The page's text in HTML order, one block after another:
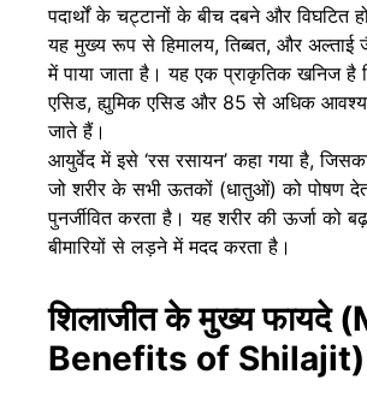
पदार्थों के चट्टानों के बीच दबने और विघटित
यह मुख्य रूप से हिमालय, तिब्बत, और अल्ताई
में पाया जाता है। यह एक प्राकृतिक खनिज है
एसिड, ह्युमिक एसिड और 85 से अधिक
जाते हैं।
आयुर्वेद में इसे ‘रस रसायन’ कहा गया है,
जो शरीर के सभी ऊतकों (धातुओं) को पोषण
पुनर्जीवित करता है। यह शरीर की ऊर्जा को
बीमारियों से लड़ने में मदद करता है।
शिलाजीत के मुख्य फायदे
Benefits of Shilajit)